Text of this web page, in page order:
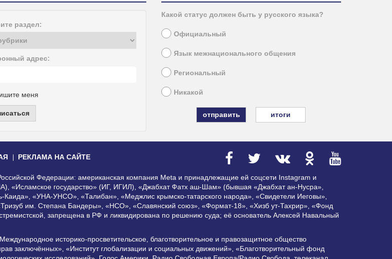
раздел:
адрес:
меня
Какой статус должен быть у русского языка?
Официальный
Язык межнационального общения
Региональный
Никакой
итоги
РЕКЛАМА НА САЙТЕ
Федерации: американская компания Meta и принадлежащие ей соцсети Instagram и
«Исламское государство» (ИГ, ИГИЛ), «Джабхат Фатх аш-Шам» (бывшая «Джабхат ан-Нусра»,
«УНА-УНСО», «Талибан», «Меджлис крымско-татарского народа», «Свидетели Иеговы»,
им. Степана Бандеры», «НСО», «Славянский союз», «Формат-18», «Хизб ут-Тахрир», «Фонд
запрещена в РФ и ликвидирована по решению суда; её основатель Алексей Навальный
историко-просветительское, благотворительное и правозащитное общество
заключённых», «Институт глобализации и социальных движений», «Благотворительный фонд